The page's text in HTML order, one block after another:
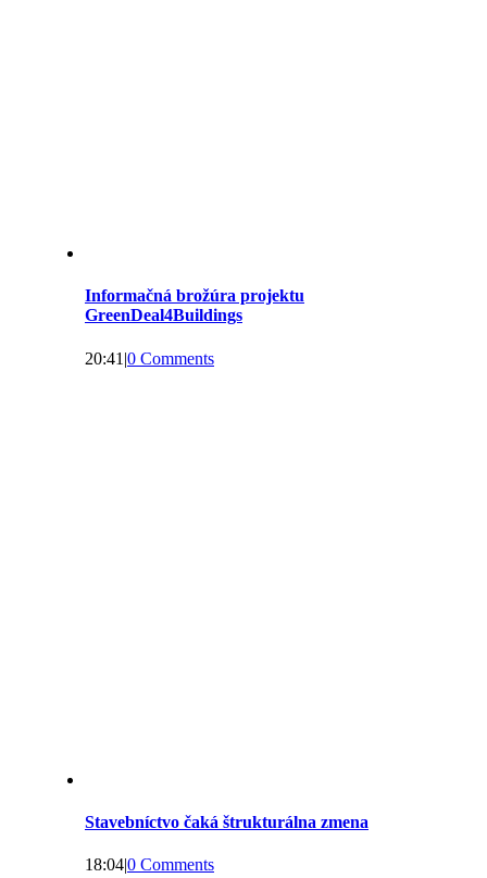
Informačná brožúra projektu
GreenDeal4Buildings
20:41 |0 Comments
Stavebníctvo čaká štrukturálna zmena
18:04|0 Comments